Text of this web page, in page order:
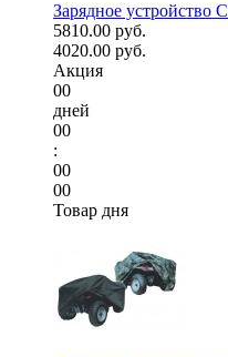
Зарядное устройство
5810.00 руб.
4020.00 руб.
Акция
00
дней
00
:
00
00
Товар дня